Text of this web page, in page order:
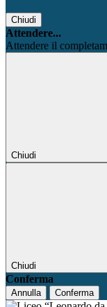
Chiudi
Attendere...
Attendere il
Chiudi
Chiudi
Conferma
Annulla Conferma